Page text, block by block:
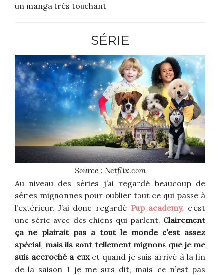
un manga très touchant
SÉRIE
Source : Netflix.com
Au niveau des séries j’ai regardé beaucoup de
séries mignonnes pour oublier tout ce qui passe à
l’extérieur. J’ai donc regardé Pup academy, c’est
une série avec des chiens qui parlent. Clairement
ça ne plairait pas a tout le monde c’est assez
spécial, mais ils sont tellement mignons que je me
suis accroché a euxet quand je suis arrivé à la fin
de la saison 1 je me suis dit, mais ce n’est pas